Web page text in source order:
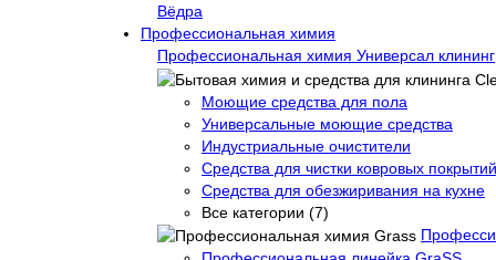
Вёдра
Профессиональная химия
Профессиональная химия Универсал клининг
Моющие средства для пола
Универсальные моющие средства
Индустриальные очистители
Средства для чистки ковровых покрытий
Средства для обезжиривания на кухне
Все категории (7)